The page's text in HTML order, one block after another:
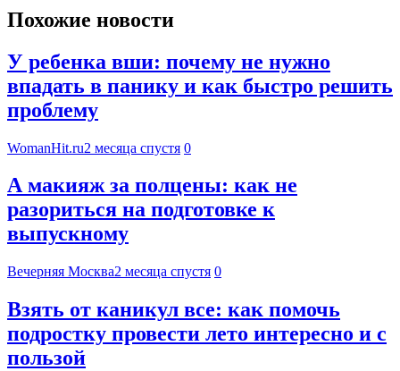
Похожие новости
У ребенка вши: почему не нужно
впадать в панику и как быстро решить
проблему
WomanHit.ru2 месяца спустя 0
А макияж за полцены: как не
разориться на подготовке к
выпускному
Вечерняя Москва2 месяца спустя 0
Взять от каникул все: как помочь
подростку провести лето интересно и с
пользой